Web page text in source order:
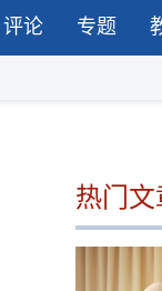
评论 专题
热门文